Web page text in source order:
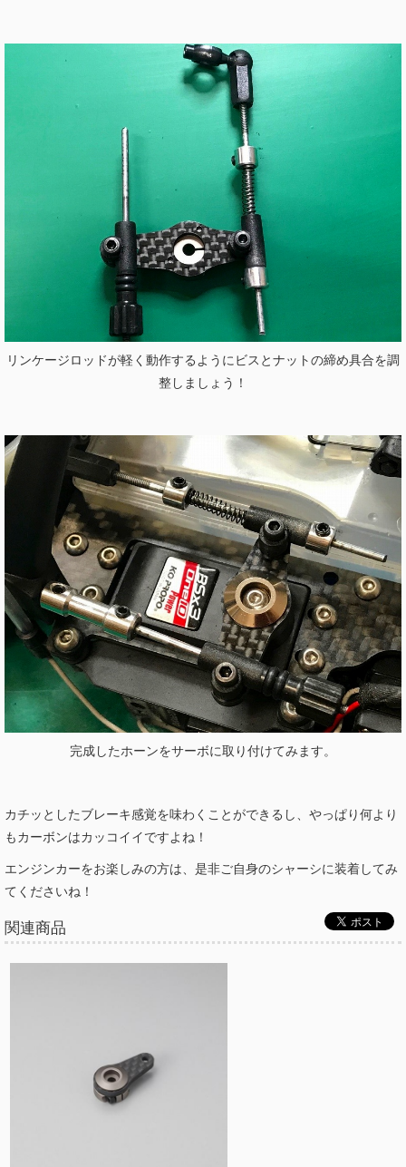
リンケージロッドが軽く動作するようにビスとナットの締め具合を調
整しましょう！
完成したホーンをサーボに取り付けてみます。
カチッとしたブレーキ感覚を味わくことができるし、やっぱり何より
もカーボンはカッコイイですよね！
エンジンカーをお楽しみの方は、是非ご自身のシャーシに装着してみ
てくださいね！
関連商品